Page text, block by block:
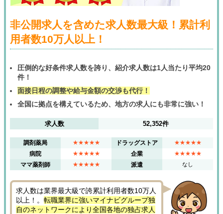
非公開求人を含めた求人数最大級！累計利
用者数10万人以上！
圧倒的な好条件求人数を誇り、紹介求人数は1人当たり平均20
件！
面接日程の調整や給与金額の交渉も代行！
全国に拠点を構えているため、地方の求人にも非常に強い！
求人数 52,352件
調剤薬局 ★★★★★ ドラッグストア ★★★★★
病院 ★★★★★ 企業 ★★★★★
ママ薬剤師 ★★★★★ 派遣 なし
求人数は業界最大級で誇累計利用者数10万人
以上！。 転職業界に強いマイナビグループ独
自のネットワークにより全国各地の独占求人